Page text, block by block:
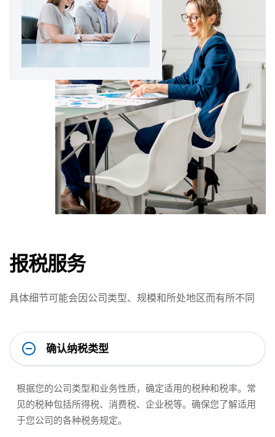
报税服务
具体细节可能会因公司类型、规模和所处地区而有所不同
确认纳税类型
根据您的公司类型和业务性质，确定适用的税种和税率。常
见的税种包括所得税、消费税、企业税等。确保您了解适用
于您公司的各种税务规定。